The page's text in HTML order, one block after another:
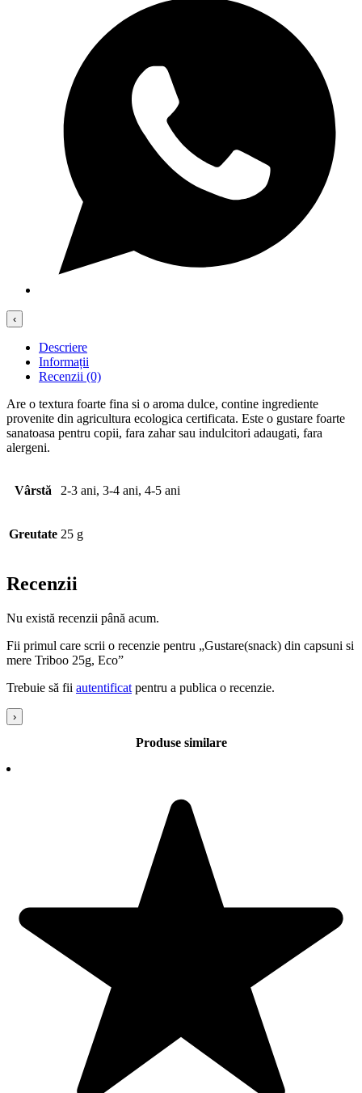
‹
Descriere
Informații
Recenzii (0)
Are o textura foarte fina si o aroma dulce, contine ingrediente
provenite din agricultura ecologica certificata. Este o gustare foarte
sanatoasa pentru copii, fara zahar sau indulcitori adaugati, fara
alergeni.
Vârstă 2-3 ani, 3-4 ani, 4-5 ani
Greutate 25 g
Recenzii
Nu există recenzii până acum.
Fii primul care scrii o recenzie pentru „Gustare(snack) din capsuni si
mere Triboo 25g, Eco”
Trebuie să fii autentificat pentru a publica o recenzie.
›
Produse similare